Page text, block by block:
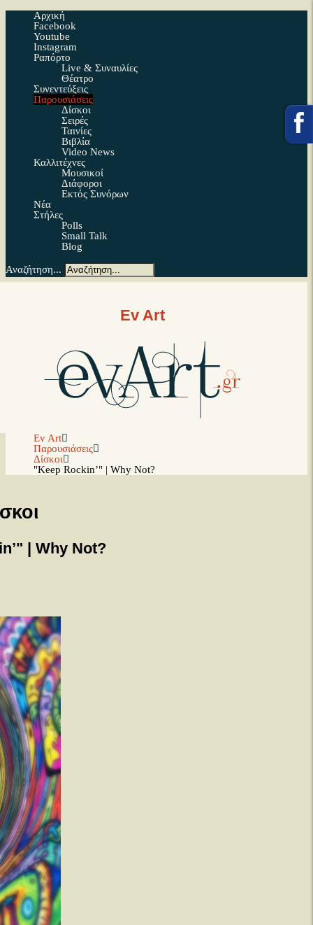
Αρχική
Facebook
Youtube
Instagram
Ραπόρτο
Live & Συναυλίες
Θέατρο
Συνεντεύξεις
Παρουσιάσεις
Δίσκοι
Σειρές
Ταινίες
Βιβλία
Video News
Καλλιτέχνες
Μουσικοί
Διάφοροι
Εκτός Συνόρων
Νέα
Στήλες
Polls
Small Talk
Blog
Αναζήτηση...
Ev Art
Ev Art
Παρουσιάσεις
Δίσκοι
"Keep Rockin’" | Why Not?
| Why Not?